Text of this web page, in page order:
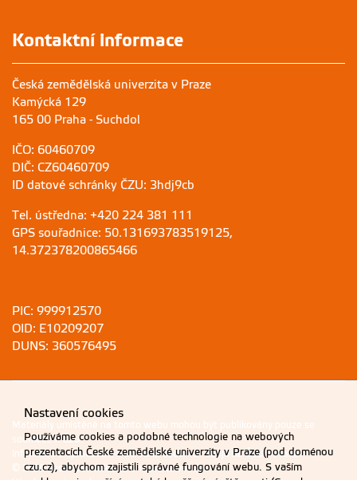
Kontaktní informace
Česká zemědělská univerzita v Praze
Kamýcká 129
165 00 Praha - Suchdol
IČO: 60460709
DIČ: CZ60460709
ID datové schránky ČZU: 3hdj9cb
Tel. ústředna: +420 224 381 111
GPS souřadnice: 50.131693783519125,
14.372378200865466
PIC: 999912570
OID: E10209207
DUNS: 360576495
Materiály umístěné na tomto webu mohou být publikovány pouze se
souhlasem ČZU.
Informace o zpracování a ochraně osobních údajů na ČZU v Praze.
© 2026 Česká zemědělská univerzita v Praze
Nastavení cookies
Používáme cookies a podobné technologie na webových
prezentacích České zemědělské univerzity v Praze (pod doménou
czu.cz), abychom zajistili správné fungování webu. S vaším